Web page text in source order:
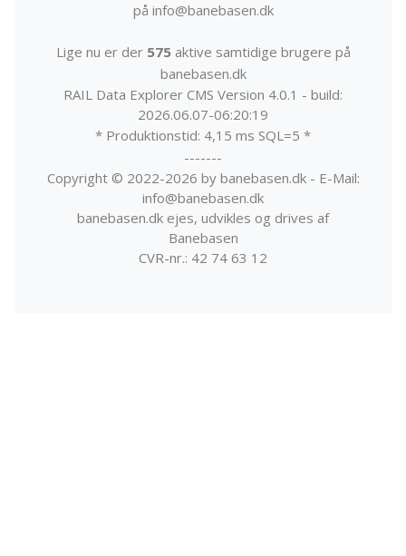
på info@banebasen.dk
Lige nu er der 575aktive samtidige brugere på
banebasen.dk
RAIL Data Explorer CMS Version 4.0.1 - build:
2026.06.07-06:20:19
* Produktionstid: 4,15 ms SQL=5 *
-------
Copyright © 2022-2026 by banebasen.dk - E-Mail:
info@banebasen.dk
banebasen.dk ejes, udvikles og drives af
Banebasen
CVR-nr.: 42 74 63 12